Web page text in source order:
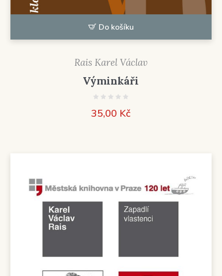
Do košíku
Rais Karel Václav
Výminkáři
35,00 Kč